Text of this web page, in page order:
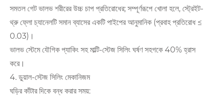
সমতল গেট ভালভ শরীরের উচ্চ চাপ প্রতিরোধের; সম্পূর্ণরূপে খোলা হলে, স্ট্রেইট-
থ্রু ফ্লো চ্যানেলটি সমান ব্যাসের একটি পাইপের আনুমানিক (প্রবাহ প্রতিরোধ ≤
0.03)।
ভালভ স্টেমে যৌগিক প্যাকিং সহ মাল্টি-স্টেজ সিলিং ঘর্ষণ সহগকে 40% হ্রাস
করে।
4. ডুয়াল-স্টেজ সিলিং মেকানিজম
ঘড়ির কাঁটার দিকে বন্ধ করার সময়: